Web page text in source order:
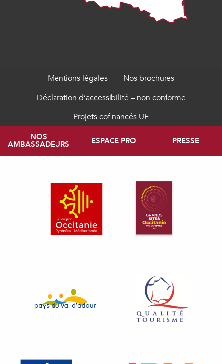
Mentions légales
Nos brochures
Déclaration d’accessibilité – non conforme
Projets cofinancés UE
NOS
AMBASSADEURS ESPACE PRO PRESSE